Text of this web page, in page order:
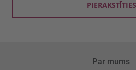
PIERAKSTĪTIES
Par mums